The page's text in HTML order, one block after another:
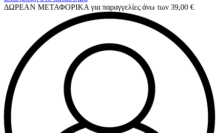
ΔΩΡΕΑΝ ΜΕΤΑΦΟΡΙΚΑ για παραγγελίες άνω των 39,00 €